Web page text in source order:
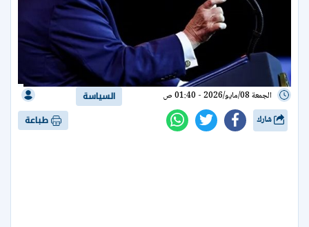
الجمعة 08/مايو/2026 - 01:40 ص السياسة
طباعة